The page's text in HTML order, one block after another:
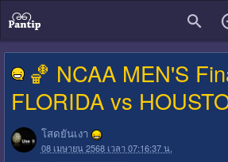
🏀 NCAA MEN'S
FLORIDA vs
โสดยันเงา
08 เมษายน 2568 เวลา 07:16:37 น.